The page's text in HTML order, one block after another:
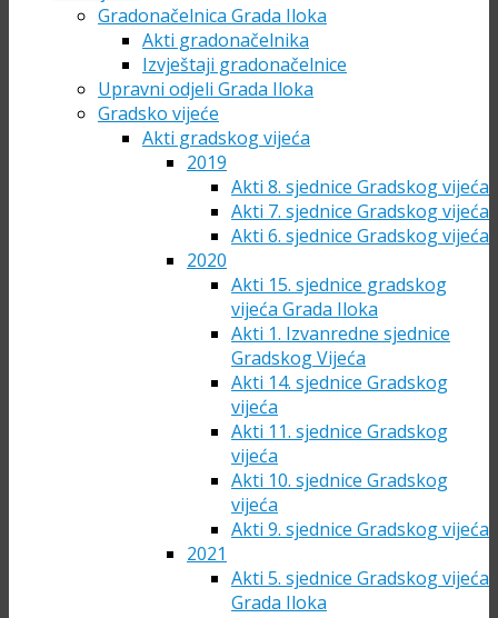
Gradonačelnica Grada Iloka
Akti gradonačelnika
Izvještaji gradonačelnice
Upravni odjeli Grada Iloka
Gradsko vijeće
Akti gradskog vijeća
2019
Akti 8. sjednice Gradskog vijeća
Akti 7. sjednice Gradskog vijeća
Akti 6. sjednice Gradskog vijeća
2020
Akti 15. sjednice gradskog
vijeća Grada Iloka
Akti 1. Izvanredne sjednice
Gradskog Vijeća
Akti 14. sjednice Gradskog
vijeća
Akti 11. sjednice Gradskog
vijeća
Akti 10. sjednice Gradskog
vijeća
Akti 9. sjednice Gradskog vijeća
2021
Akti 5. sjednice Gradskog vijeća
Grada Iloka